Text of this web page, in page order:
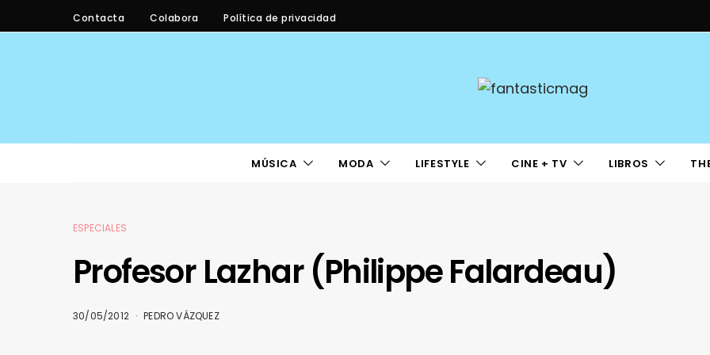
Contacta Colabora Política de privacidad
MÚSICA MODA LIFESTYLE CINE + TV LIBROS
ESPECIALES
Profesor Lazhar (Philippe Falardeau)
30/05/2012 PEDRO VÁZQUEZ